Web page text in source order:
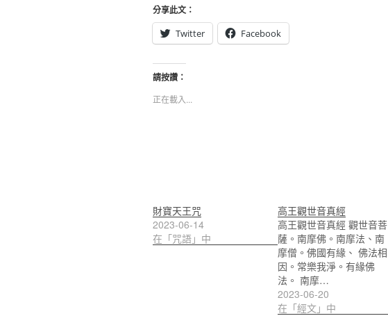
分享此文：
Twitter
Facebook
請按讚：
正在載入...
財寶天王咒
2023-06-14
在「咒語」中
高王觀世音真經
高王觀世音真經 觀世音菩
薩。南摩佛。南摩法、南
摩僧。佛國有緣、 佛法相
因。常樂我淨。有緣佛
法。 南摩…
2023-06-20
在「經文」中